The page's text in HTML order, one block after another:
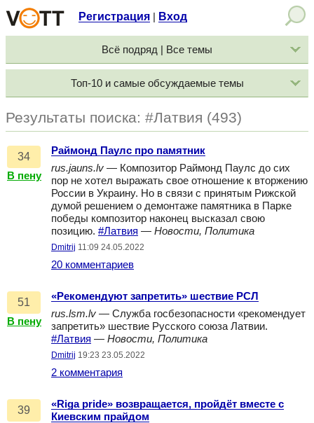
Регистрация Вход
Всё подряд | Все темы
Топ-10 и самые обсуждаемые темы
Результаты поиска: #Латвия (493)
34
В пену
Раймонд Паулс про памятник
rus.jauns.lv — Композитор Раймонд Паулс до сих
пор не хотел выражать свое отношение к вторжению
России в Украину. Но в связи с принятым Рижской
думой решением о демонтаже памятника в Парке
победы композитор наконец высказал свою
позицию. #Латвия — Новости, Политика
Dmitrij 11:09 24.05.2022
20 комментариев
51
В пену
«Рекомендуют запретить» шествие РСЛ
rus.lsm.lv — Служба госбезопасности «рекомендует
запретить» шествие Русского союза Латвии.
#Латвия — Новости, Политика
Dmitrij 19:23 23.05.2022
2 комментария
39
«Riga pride» возвращается, пройдёт вместе с
Киевским прайдом